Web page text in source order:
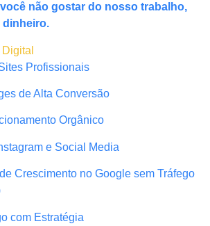
não gostar do nosso trabalho,
dinheiro.
Profissionais
de Alta Conversão
Orgânico
e Social Media
Crescimento no Google sem Tráfego
com Estratégia